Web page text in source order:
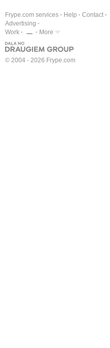
Frype.com services Help
Contact
Advertising
Work
More
© 2004 - 2026 Frype.com